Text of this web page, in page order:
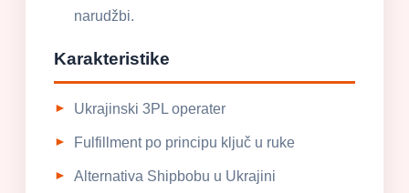
narudžbi.
Karakteristike
Ukrajinski 3PL operater
Fulfillment po principu ključ u ruke
Alternativa Shipbobu u Ukrajini